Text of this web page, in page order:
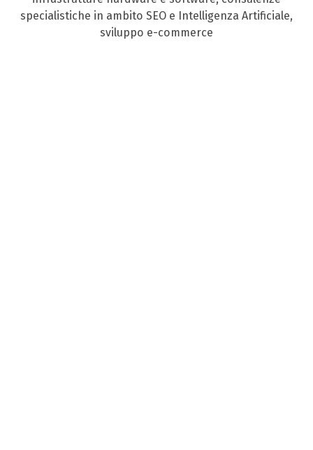
specialistiche in ambito SEO e Intelligenza Artificiale,
sviluppo e-commerce